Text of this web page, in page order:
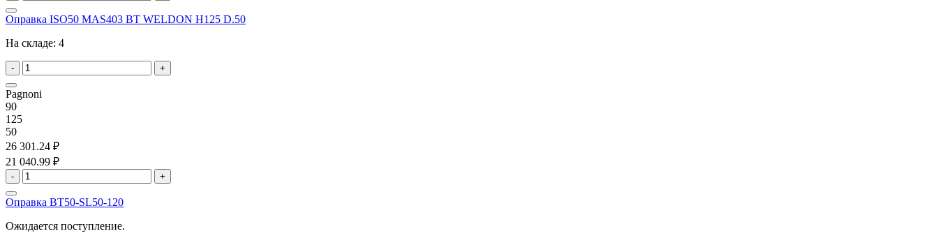
Оправка ISO50 MAS403 BT WELDON H125 D.50
На складе: 4
- +
Pagnoni
90
125
50
26 301.24 ₽
21 040.99 ₽
- +
Оправка BT50-SL50-120
Ожидается поступление.